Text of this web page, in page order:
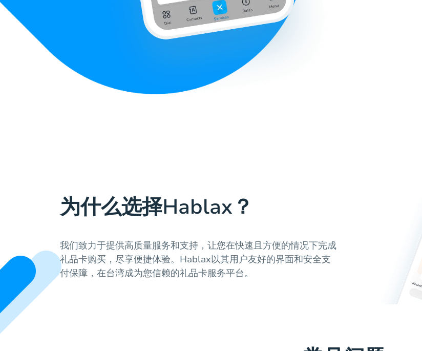
为什么选择Hablax？
我们致力于提供高质量服务和支持，让您在快速且方便的情况下完成
礼品卡购买，尽享便捷体验。Hablax以其用户友好的界面和安全支
付保障，在台湾成为您信赖的礼品卡服务平台。